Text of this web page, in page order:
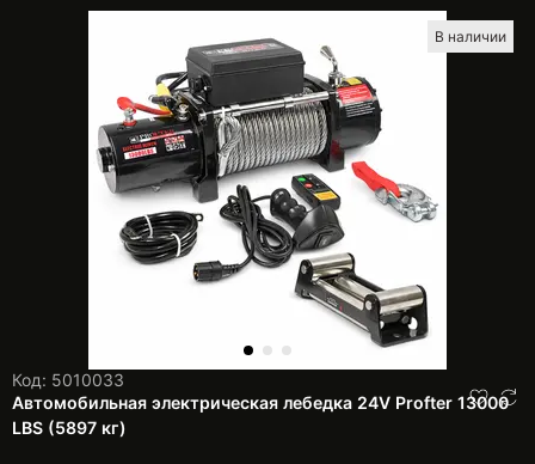
В наличии
Код: 5010033
Автомобильная электрическая лебедка 24V Profter 13000
LBS (5897 кг)